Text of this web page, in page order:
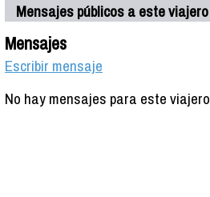
Mensajes públicos a este viajero
Mensajes
Escribir mensaje
No hay mensajes para este viajero